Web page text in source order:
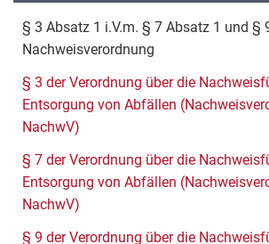
§ 3 Absatz 1 i.V.m. § 7 Absatz 1 und §
Nachweisverordnung
§ 3 der Verordnung über die
Entsorgung von Abfällen
NachwV)
§ 7 der Verordnung über die
Entsorgung von Abfällen
NachwV)
§ 9 der Verordnung über die